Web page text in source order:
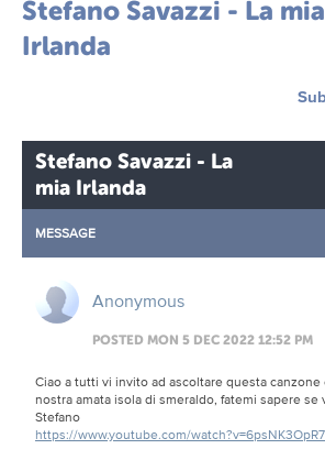
Stefano Savazzi - La mia
Irlanda
Stefano Savazzi - La
mia Irlanda
MESSAGE
Anonymous
POSTED MON 5 DEC 2022 12:52 PM
Ciao a tutti vi invito ad ascoltare questa
nostra amata isola di smeraldo, fatemi sapere se
Stefano
https://www.youtube.com/